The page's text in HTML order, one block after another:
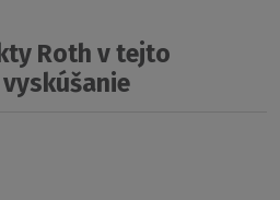
Roth v tejto